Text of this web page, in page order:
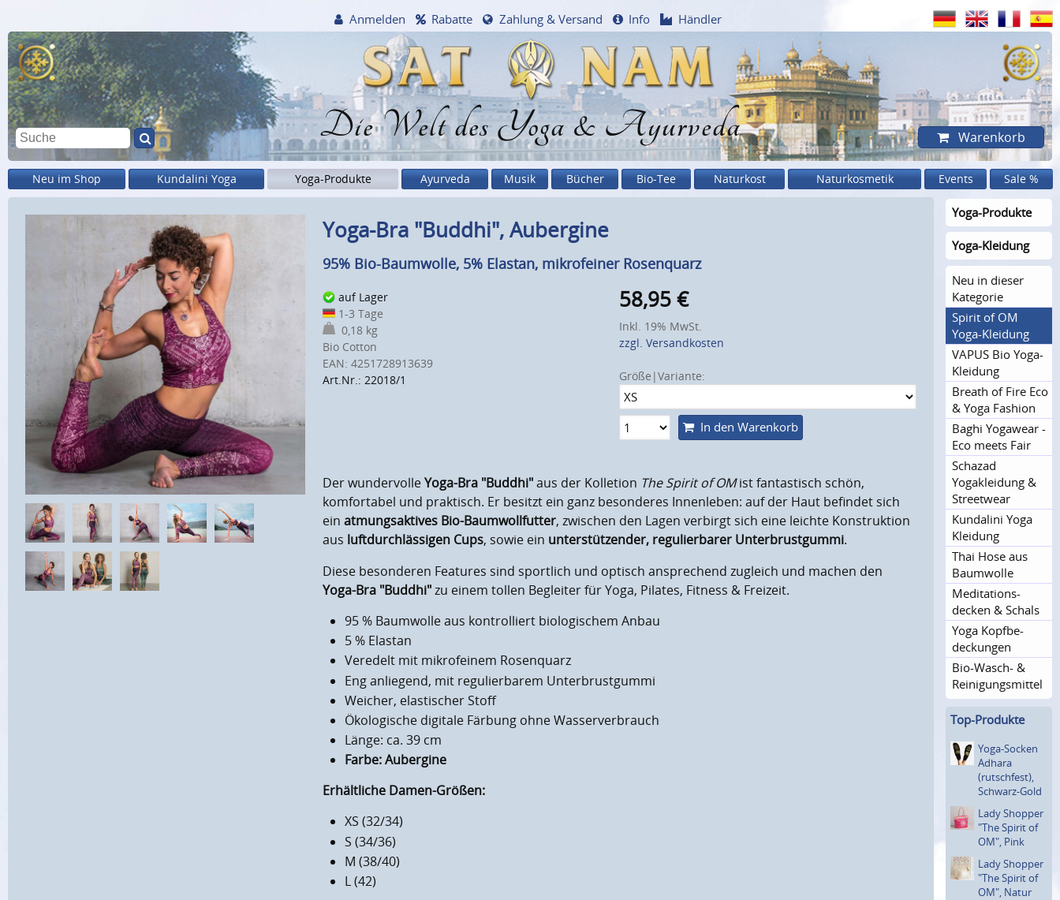
Die Welt des Yoga & Ayurveda
Anmelden Rabatte Zahlung & Versand Info Händler
Warenkorb
Neu im Shop Kundalini Yoga Yoga-Produkte Ayurveda Musik Bücher Bio-Tee Naturkost Naturkosmetik Events Sale %
Yoga-Bra "Buddhi", Aubergine
95% Bio-Baumwolle, 5% Elastan, mikrofeiner Rosenquarz
auf Lager
1-3 Tage
0,18 kg
Bio Cotton
EAN: 4251728913639
Art.Nr.: 22018/1
58,95€
Inkl. 19% MwSt.
zzgl. Versandkosten
Größe|Variante:
In den Warenkorb
Der wundervolleYoga-Bra "Buddhi"aus der Kolletion The Spirit of OMist fantastisch schön,
komfortabel und praktisch. Er besitzt ein ganz besonderes Innenleben: auf der Haut befindet sich
ein atmungsaktives Bio-Baumwollfutter, zwischen den Lagen verbirgt sich eine leichte Konstruktion
aus luftdurchlässigen Cups, sowie ein unterstützender, regulierbarer Unterbrustgummi.
Diese besonderen Features sind sportlich und optisch ansprechend zugleich und machen den
Yoga-Bra "Buddhi"zu einem tollen Begleiter für Yoga, Pilates, Fitness & Freizeit.
95 % Baumwolle aus kontrolliert biologischem Anbau
5 % Elastan
Veredelt mit mikrofeinem Rosenquarz
Eng anliegend, mit regulierbarem Unterbrustgummi
Weicher, elastischer Stoff
Ökologische digitale Färbung ohne Wasserverbrauch
Länge: ca. 39 cm
Farbe:Aubergine
Erhältliche Damen-Größen:
XS (32/34)
S (34/36)
M (38/40)
L (42)
Yoga-Produkte
Yoga-Kleidung
Neu in dieser
Kategorie
Spirit of OM
Yoga-Kleidung
VAPUS Bio Yoga-
Kleidung
Breath of Fire Eco
& Yoga Fashion
Baghi Yogawear -
Eco meets Fair
Schazad
Yogakleidung &
Streetwear
Kundalini Yoga
Kleidung
Thai Hose aus
Baumwolle
Meditations­
decken & Schals
Yoga Kopfbe­
deckungen
Bio-Wasch- &
Reinigun­gsmittel
Top-Produkte
Yoga-Socken
Adhara
(rutsch­fest),
Schwarz-Gold
Lady Shopper
"The Spirit of
OM", Pink
Lady Shopper
"The Spirit of
OM", Natur